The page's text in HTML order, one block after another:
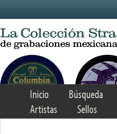
Inicio Búsqueda
Artistas
Sellos